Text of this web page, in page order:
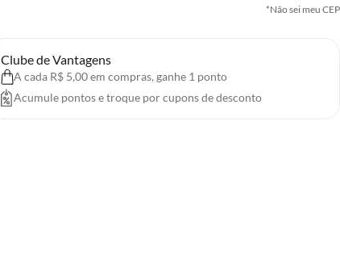
*Não sei meu CEP
Clube de Vantagens
A cada R$ 5,00 em compras, ganhe 1 ponto
Acumule pontos e troque por cupons de desconto